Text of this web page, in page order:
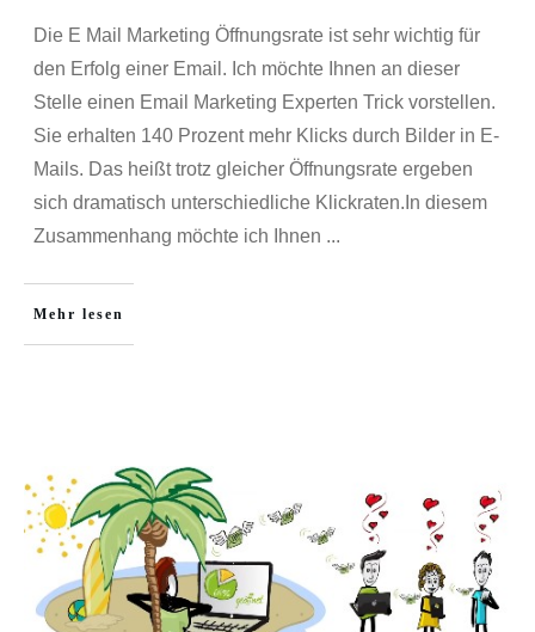
Die E Mail Marketing Öffnungsrate ist sehr wichtig für
den Erfolg einer Email. Ich möchte Ihnen an dieser
Stelle einen Email Marketing Experten Trick vorstellen.
Sie erhalten 140 Prozent mehr Klicks durch Bilder in E-
Mails. Das heißt trotz gleicher Öffnungsrate ergeben
sich dramatisch unterschiedliche Klickraten.In diesem
Zusammenhang möchte ich Ihnen ...
Mehr lesen